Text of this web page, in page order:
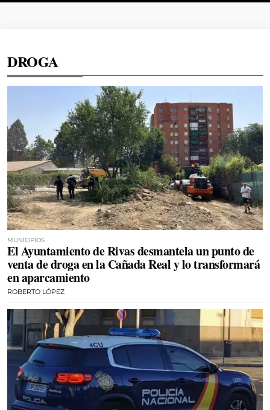
DROGA
MUNICIPIOS
El Ayuntamiento de Rivas desmantela un punto de
venta de droga en la Cañada Real y lo transformará
en aparcamiento
ROBERTO LÓPEZ